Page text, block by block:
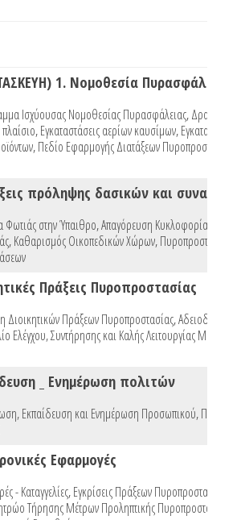
1. Νομοθεσία Πυρασφάλειας
Ισχύουσας Νομοθεσίας Πυρασφάλειας,
,Εγκαταστάσεις αερίων καυσίμων,Εγκαταστάσεις
,Πεδίο Εφαρμογής Διατάξεων Πυροπροστασίας
Φωτιάς στην Ύπαιθρο,Απαγόρευση Κυκλοφορίας Λόγω
,Καθαρισμός Οικοπεδικών Χώρων,Πυροπροστασία
Πράξεις Πυροπροστασίας
Διοικητικών Πράξεων Πυροπροστασίας,Αδειοδότηση
Ελέγχου, Συντήρησης και Καλής Λειτουργίας Μέσων
_ Ενημέρωση πολιτών
Εκπαίδευση και Ενημέρωση Προσωπικού,
Εφαρμογές
- Καταγγελίες,Εγκρίσεις Πράξεων Πυροπροστασίας
Τήρησης Μέτρων Προληπτικής Πυροπροστασίας